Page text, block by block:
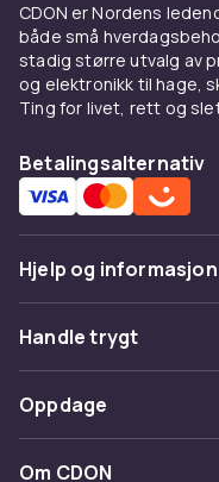
Halvglidelås
Materiale
Bomullsfleece
gjenvunnet
Å bære
jakke som
hjemmebruk.
Kjøp
Utforsk
CDON er Nordens
både små
stadig større utvalg av
og elektronikk til hage,
Ting for livet, rett og
Betalingsalternativ
Hjelp og informasjon
Vanlige spørsmål
Spor pakke
Angre & returner her
Kontakt oss
Handle trygt
Betaling
Levering
Oppdage
Kategorier
Om CDON